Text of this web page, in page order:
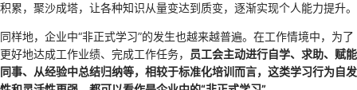
积累，聚沙成塔，让各种知识从量变达到质变，逐渐实现个人能力提升。
同样地，企业中“非正式学习”的发生也越来越普遍。在工作情境中，为了
更好地达成工作业绩、完成工作任务，
员工会主动进行自学、求助、赋能
同事、从经验中总结归纳等，相较于标准化培训而言，这类学习行为自发